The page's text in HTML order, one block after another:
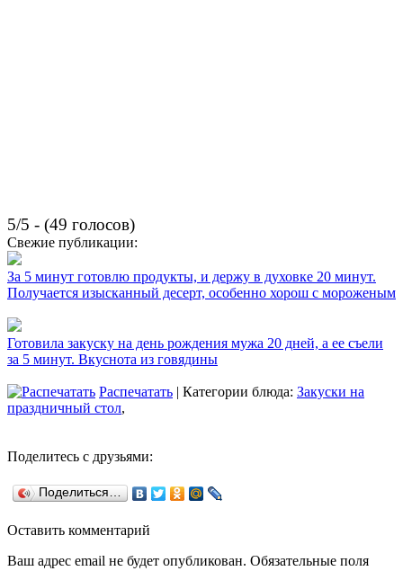
5/5 - (49 голосов)
Свежие публикации:
За 5 минут готовлю продукты, и держу в духовке 20 минут.
Получается изысканный десерт, особенно хорош с мороженым
Готовила закуску на день рождения мужа 20 дней, а ее съели
за 5 минут. Вкуснота из говядины
Распечатать | Категории блюда: Закуски на
праздничный стол,
Поделитесь с друзьями:
Поделиться…
Оставить комментарий
Ваш адрес email не будет опубликован. Обязательные поля